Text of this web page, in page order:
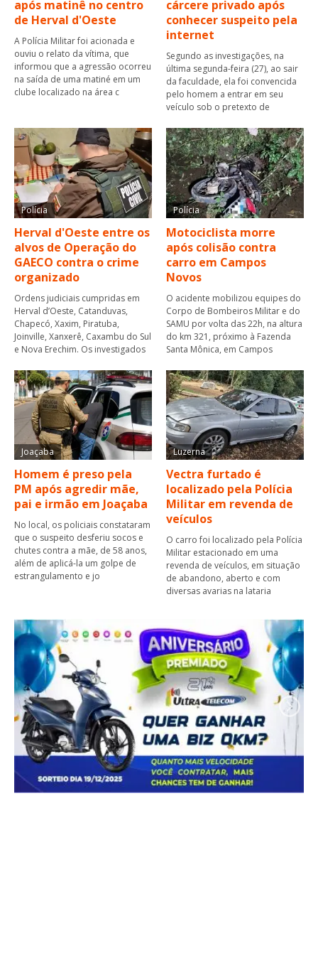
após matinê no centro
de Herval d'Oeste
A Polícia Militar foi acionada e
ouviu o relato da vítima, que
informou que a agressão ocorreu
na saída de uma matiné em um
clube localizado na área c
cárcere privado após
conhecer suspeito pela
internet
Segundo as investigações, na
última segunda-feira (27), ao sair
da faculdade, ela foi convencida
pelo homem a entrar em seu
veículo sob o pretexto de
Polícia
Herval d'Oeste entre os
alvos de Operação do
GAECO contra o crime
organizado
Ordens judiciais cumpridas em
Herval d’Oeste, Catanduvas,
Chapecó, Xaxim, Piratuba,
Joinville, Xanxerê, Caxambu do Sul
e Nova Erechim. Os investigados
Polícia
Motociclista morre
após colisão contra
carro em Campos
Novos
O acidente mobilizou equipes do
Corpo de Bombeiros Militar e do
SAMU por volta das 22h, na altura
do km 321, próximo à Fazenda
Santa Mônica, em Campos
Joaçaba
Homem é preso pela
PM após agredir mãe,
pai e irmão em Joaçaba
No local, os policiais constataram
que o suspeito desferiu socos e
chutes contra a mãe, de 58 anos,
além de aplicá-la um golpe de
estrangulamento e jo
Luzerna
Vectra furtado é
localizado pela Polícia
Militar em revenda de
veículos
O carro foi localizado pela Polícia
Militar estacionado em uma
revenda de veículos, em situação
de abandono, aberto e com
diversas avarias na lataria